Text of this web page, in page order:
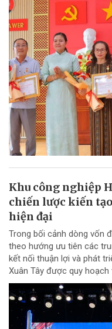
Khu công nghiệp
chiến lược kiến
hiện đại
Trong bối cảnh dòng vốn
theo hướng ưu tiên các
kết nối thuận lợi và phát
Xuân Tây được quy hoạch